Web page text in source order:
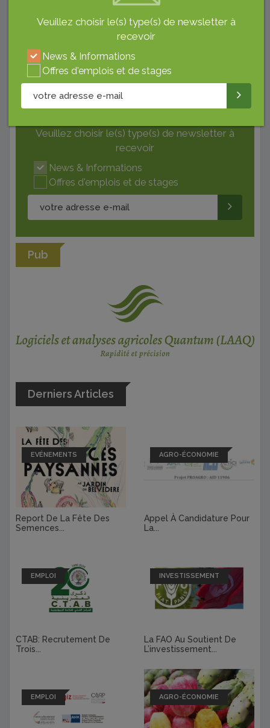
Inscrivez-vous à notre newsletter pour
ne rater aucune actualité
C’est gratuit !
Veuillez choisir le(s) type(s) de newsletter à
recevoir
News & Informations
Offres d'emplois et de stages
Pub
Derniers Articles
EVÉNEMENTS
Report De La Fête Des
Semences...
AGRO-ÉCONOMIE
Appel À Candidature Pour
La...
EMPLOI
CTAB: Recrutement De
Trois...
INVESTISSEMENT
La FAO Au Soutient De
L’investissement...
EMPLOI AGRO-ÉCONOMIE
Veuillez choisir le(s) type(s) de newsletter à
recevoir
News & Informations
Offres d'emplois et de stages